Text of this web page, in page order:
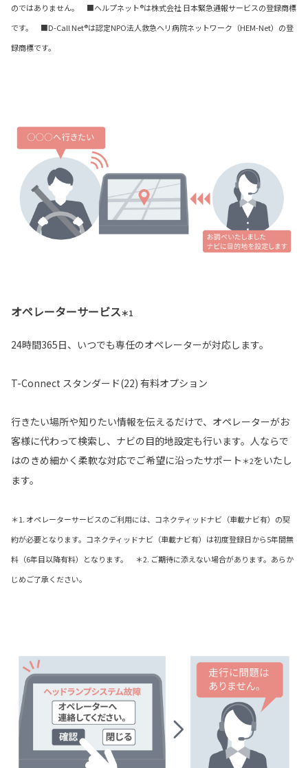
のではありません。 ■ヘルプネット®は株式会社 日本緊急通報サービスの登録商標
です。 ■D-Call Net®は認定NPO法人救急ヘリ病院ネットワーク（HEM-Net）の登
録商標です。
オペレーターサービス＊1
24時間365日、いつでも専任のオペレーターが対応します。
T-Connect スタンダード(22) 有料オプション
行きたい場所や知りたい情報を伝えるだけで、オペレーターがお
客様に代わって検索し、ナビの目的地設定も行います。人ならで
はのきめ細かく柔軟な対応でご希望に沿ったサポート ＊2をいたし
ます。
＊1. オペレーターサービスのご利用には、コネクティッドナビ（車載ナビ有）の契
約が必要となります。コネクティッドナビ（車載ナビ有）は初度登録日から5年間無
料（6年目以降有料）となります。 ＊2. ご期待に添えない場合があります。あらか
じめご了承ください。